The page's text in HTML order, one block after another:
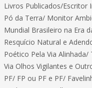
Livros Publicados/Escritor
Pó da Terra/ Monitor
Mundial Brasileiro na Era
Resquício Natural e
Poético Pela Via
Via Olhos Vigilantes e
PF/ FP ou PF e PF/